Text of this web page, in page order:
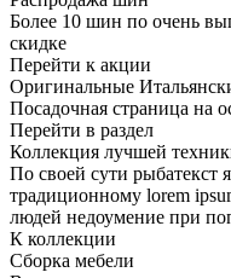
Более 10 шин по очень
скидке
Перейти к акции
Оригинальные
Посадочная страница на
Перейти в раздел
Коллекция лучшей
По своей сути рыбатекст
традиционному lorem
людей недоумение при
К коллекции
Сборка мебели